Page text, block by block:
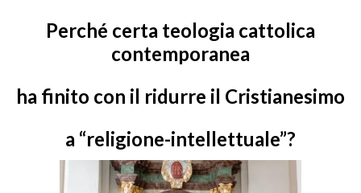
Perché certa teologia cattolica
contemporanea
ha finito con il ridurre il Cristianesimo
a “religione-intellettuale”?